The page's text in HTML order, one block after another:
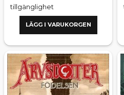
tillgänglighet
LÄGG I VARUKORGEN